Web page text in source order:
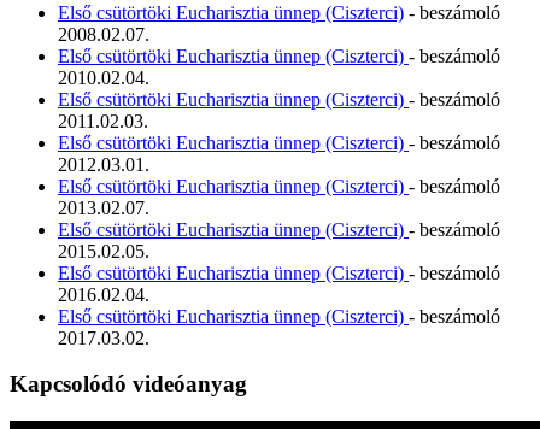
Első csütörtöki Eucharisztia ünnep (Ciszterci) - beszámoló
2008.02.07.
Első csütörtöki Eucharisztia ünnep (Ciszterci) - beszámoló
2010.02.04.
Első csütörtöki Eucharisztia ünnep (Ciszterci) - beszámoló
2011.02.03.
Első csütörtöki Eucharisztia ünnep (Ciszterci) - beszámoló
2012.03.01.
Első csütörtöki Eucharisztia ünnep (Ciszterci) - beszámoló
2013.02.07.
Első csütörtöki Eucharisztia ünnep (Ciszterci) - beszámoló
2015.02.05.
Első csütörtöki Eucharisztia ünnep (Ciszterci) - beszámoló
2016.02.04.
Első csütörtöki Eucharisztia ünnep (Ciszterci) - beszámoló
2017.03.02.
Kapcsolódó videóanyag